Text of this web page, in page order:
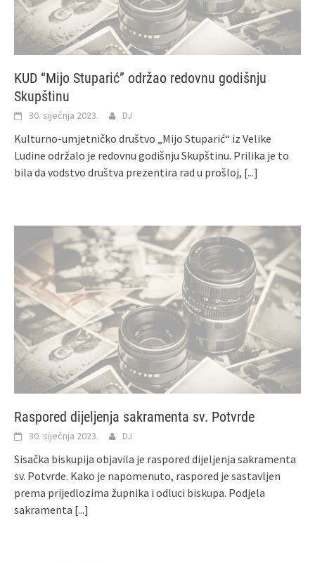
KUD “Mijo Stuparić” održao redovnu godišnju
Skupštinu
30. siječnja 2023. DJ
Kulturno-umjetničko društvo „Mijo Stuparić“ iz Velike
Ludine održalo je redovnu godišnju Skupštinu. Prilika je to
bila da vodstvo društva prezentira rad u prošloj, [...]
Raspored dijeljenja sakramenta sv. Potvrde
30. siječnja 2023. DJ
Sisačka biskupija objavila je raspored dijeljenja sakramenta
sv. Potvrde. Kako je napomenuto, raspored je sastavljen
prema prijedlozima župnika i odluci biskupa. Podjela
sakramenta [...]